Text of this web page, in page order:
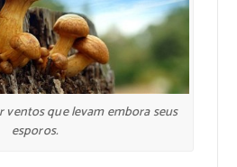
ventos que levam embora seus
esporos.